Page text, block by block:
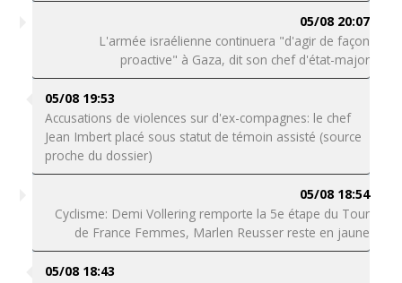
05/08 20:07
L'armée israélienne continuera "d'agir de façon
proactive" à Gaza, dit son chef d'état-major
05/08 19:53
Accusations de violences sur d'ex-compagnes: le chef
Jean Imbert placé sous statut de témoin assisté (source
proche du dossier)
05/08 18:54
Cyclisme: Demi Vollering remporte la 5e étape du Tour
de France Femmes, Marlen Reusser reste en jaune
05/08 18:43